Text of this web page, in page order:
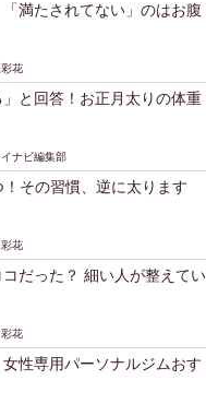
満たされてない」のはお腹
花
」と回答！お正月太りの体重
イナビ編集部
その習慣、逆に太ります
花
だった？ 細い人が整えてい
花
性専用パーソナルジムおす